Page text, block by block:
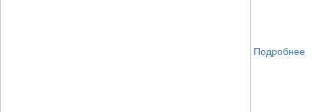
Подробнее